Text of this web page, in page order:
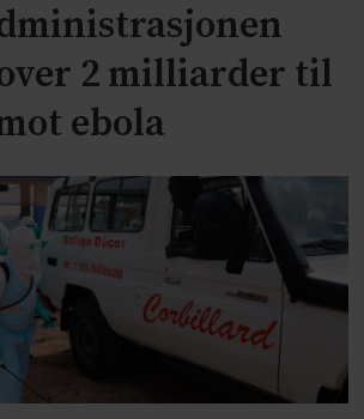
2 milliarder til
ebola